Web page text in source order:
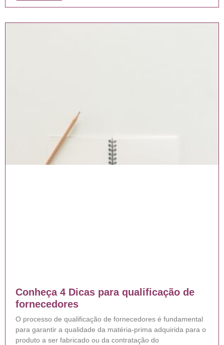
Conheça 4 Dicas para qualificação de
fornecedores
O processo de qualificação de fornecedores é fundamental
para garantir a qualidade da matéria-prima adquirida para o
produto a ser fabricado ou da contratação do